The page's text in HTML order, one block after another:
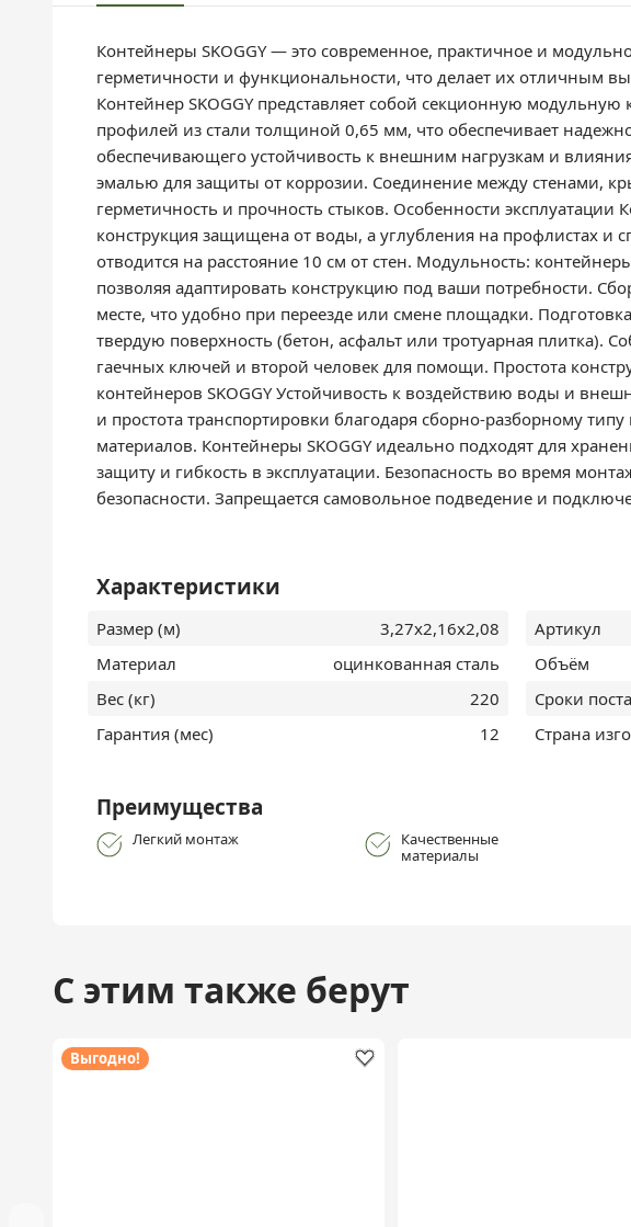
Контейнеры SKOGGY — это современное, практичное и
герметичности и функциональности, что делает их отличным
Контейнер SKOGGY представляет собой секционную
профилей из стали толщиной 0,65 мм, что обеспечивает
обеспечивающего устойчивость к внешним нагрузкам и
эмалью для защиты от коррозии. Соединение между стенами,
герметичность и прочность стыков. Особенности
конструкция защищена от воды, а углубления на профлистах
отводится на расстояние 10 см от стен. Модульность:
позволяя адаптировать конструкцию под ваши потребности.
месте, что удобно при переезде или смене площадки.
твердую поверхность (бетон, асфальт или тротуарная плитка).
гаечных ключей и второй человек для помощи. Простота
контейнеров SKOGGY Устойчивость к воздействию воды и
и простота транспортировки благодаря сборно-разборному
материалов. Контейнеры SKOGGY идеально подходят для
защиту и гибкость в эксплуатации. Безопасность во время
безопасности. Запрещается самовольное подведение и
Характеристики
Размер (м)
3,27х2,16х2,08
Материал
оцинкованная сталь
Вес (кг)
220
Гарантия (мес)
12
Артикул
Объём
Сроки
Страна
Преимущества
Легкий монтаж
Качественные
материалы
С этим также берут
Выгодно!